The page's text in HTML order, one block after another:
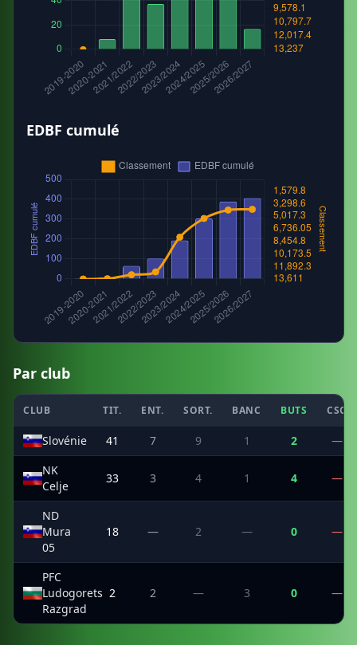
EDBF cumulé
Par club
CLUB TIT. ENT. SORT. BANC BUTS CSC
Slovénie 41 7 9 1 2
—
NK
Celje
33 3 4 1 4 —
ND
Mura
05
18 — 2 — 0 —
PFC
Ludogorets
Razgrad
2 2 — 3 0 —